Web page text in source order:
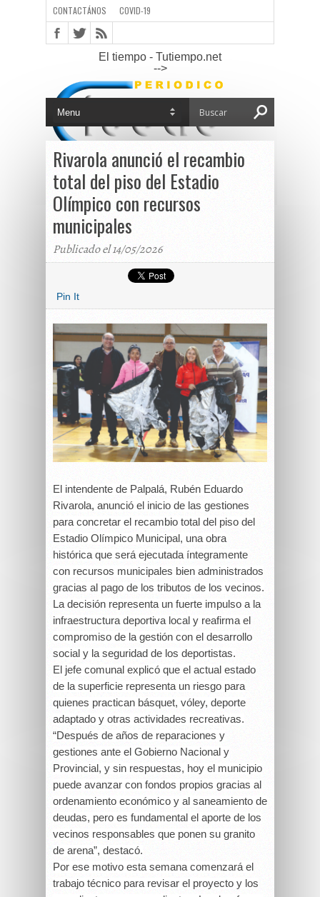
CONTACTÁNOS COVID-19
El tiempo - Tutiempo.net
-->
Rivarola anunció el recambio
total del piso del Estadio
Olímpico con recursos
municipales
Publicado el 14/05/2026
Pin It
El intendente de Palpalá, Rubén Eduardo
Rivarola, anunció el inicio de las gestiones
para concretar el recambio total del piso del
Estadio Olímpico Municipal, una obra
histórica que será ejecutada íntegramente
con recursos municipales bien administrados
gracias al pago de los tributos de los vecinos.
La decisión representa un fuerte impulso a la
infraestructura deportiva local y reafirma el
compromiso de la gestión con el desarrollo
social y la seguridad de los deportistas.
El jefe comunal explicó que el actual estado
de la superficie representa un riesgo para
quienes practican básquet, vóley, deporte
adaptado y otras actividades recreativas.
“Después de años de reparaciones y
gestiones ante el Gobierno Nacional y
Provincial, y sin respuestas, hoy el municipio
puede avanzar con fondos propios gracias al
ordenamiento económico y al saneamiento de
deudas, pero es fundamental el aporte de los
vecinos responsables que ponen su granito
de arena”, destacó.
Por ese motivo esta semana comenzará el
trabajo técnico para revisar el proyecto y los